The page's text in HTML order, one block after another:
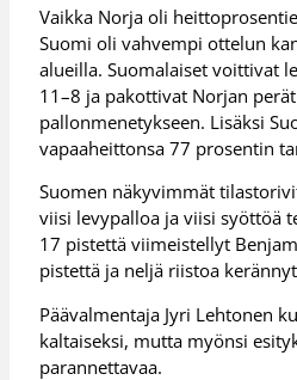
Vaikka Norja oli
Suomi oli vahvempi ottelun
alueilla. Suomalaiset voittivat
11–8 ja pakottivat Norjan
pallonmenetykseen. Lisäksi
vapaaheittonsa 77 prosentin
Suomen näkyvimmät
viisi levypalloa ja viisi syöttöä
17 pistettä viimeistellyt
pistettä ja neljä riistoa
Päävalmentaja Jyri Lehtonen
kaltaiseksi, mutta myönsi
parannettavaa.